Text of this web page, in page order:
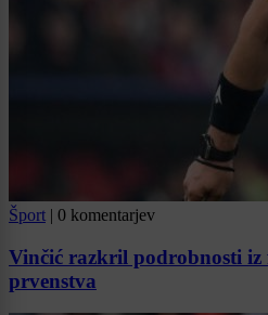
Šport | 0 komentarjev
Vinčić razkril podrobnosti iz
prvenstva